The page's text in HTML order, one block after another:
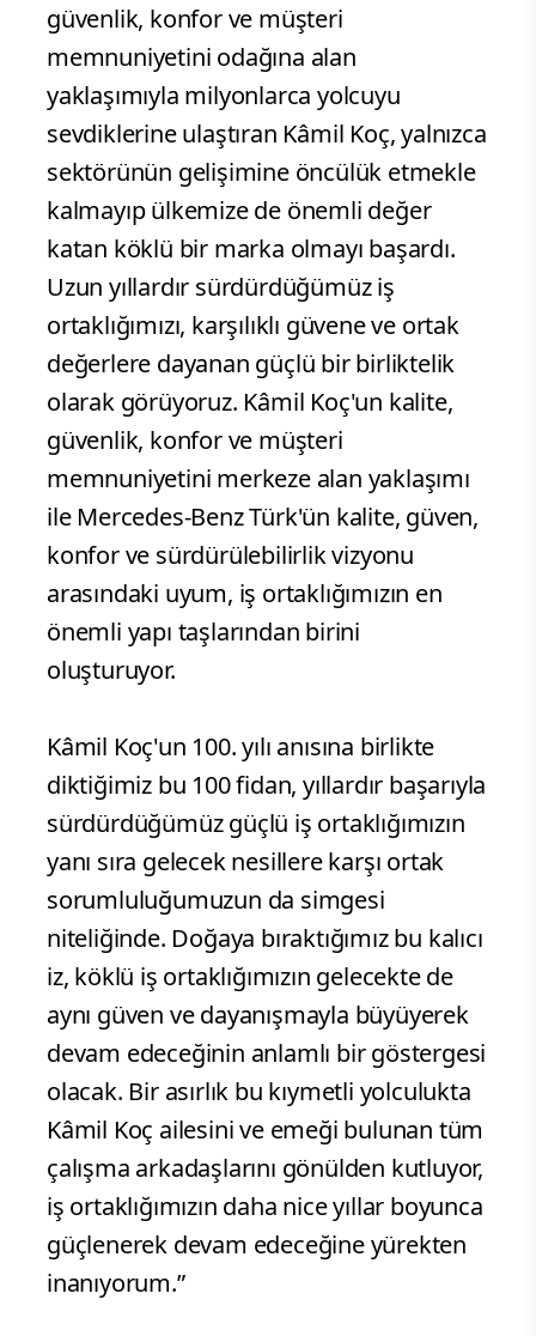
güvenlik, konfor ve müşteri
memnuniyetini odağına alan
yaklaşımıyla milyonlarca yolcuyu
sevdiklerine ulaştıran Kâmil Koç, yalnızca
sektörünün gelişimine öncülük etmekle
kalmayıp ülkemize de önemli değer
katan köklü bir marka olmayı başardı.
Uzun yıllardır sürdürdüğümüz iş
ortaklığımızı, karşılıklı güvene ve ortak
değerlere dayanan güçlü bir birliktelik
olarak görüyoruz. Kâmil Koç'un kalite,
güvenlik, konfor ve müşteri
memnuniyetini merkeze alan yaklaşımı
ile Mercedes-Benz Türk'ün kalite, güven,
konfor ve sürdürülebilirlik vizyonu
arasındaki uyum, iş ortaklığımızın en
önemli yapı taşlarından birini
oluşturuyor.
Kâmil Koç'un 100. yılı anısına birlikte
diktiğimiz bu 100 fidan, yıllardır başarıyla
sürdürdüğümüz güçlü iş ortaklığımızın
yanı sıra gelecek nesillere karşı ortak
sorumluluğumuzun da simgesi
niteliğinde. Doğaya bıraktığımız bu kalıcı
iz, köklü iş ortaklığımızın gelecekte de
aynı güven ve dayanışmayla büyüyerek
devam edeceğinin anlamlı bir göstergesi
olacak. Bir asırlık bu kıymetli yolculukta
Kâmil Koç ailesini ve emeği bulunan tüm
çalışma arkadaşlarını gönülden kutluyor,
iş ortaklığımızın daha nice yıllar boyunca
güçlenerek devam edeceğine yürekten
inanıyorum.”